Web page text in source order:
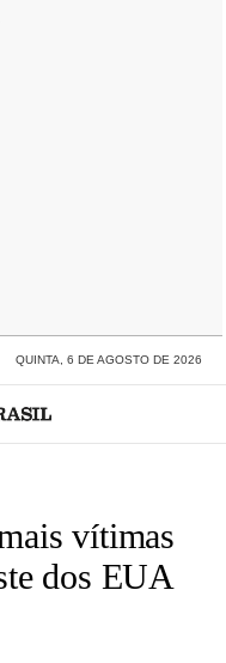
QUINTA, 6 DE AGOSTO DE 2026
vítimas
dos EUA